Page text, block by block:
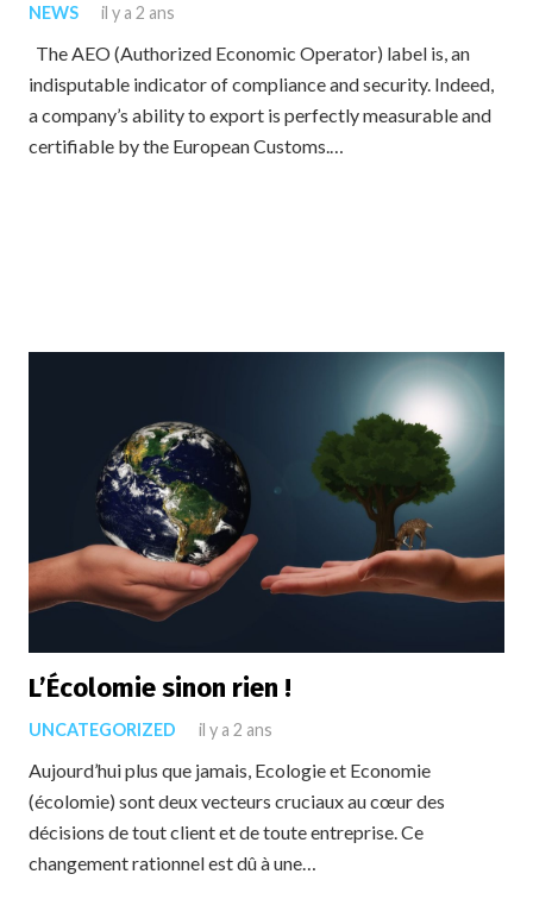
NEWS il y a 2 ans
The AEO (Authorized Economic Operator) label is, an
indisputable indicator of compliance and security. Indeed,
a company’s ability to export is perfectly measurable and
certifiable by the European Customs.…
L’Écolomie sinon rien !
UNCATEGORIZED il y a 2 ans
Aujourd’hui plus que jamais, Ecologie et Economie
(écolomie) sont deux vecteurs cruciaux au cœur des
décisions de tout client et de toute entreprise. Ce
changement rationnel est dû à une…